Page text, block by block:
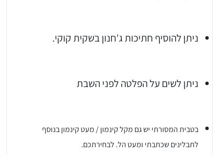
ניתן להוסיף חתיכות ג'חנון בשקית קוקי.
ניתן לשים על הפלטה לפני השבת
בטבית המסורתי יש גם מקל קינמון / מעט קינמון בנוסף
לתבלינים שכתבתי ומעט הל. לבחירתכם.